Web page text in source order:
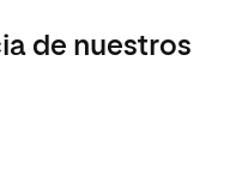
de nuestros